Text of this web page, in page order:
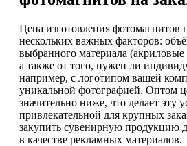
Цена изготовления фотомагнитов
нескольких важных факторов:
выбранного материала
а также от того, нужен ли
например, с логотипом вашей
уникальной фотографией. Оптом
значительно ниже, что делает эту
привлекательной для крупных
закупить сувенирную продукцию
в качестве рекламных материалов.